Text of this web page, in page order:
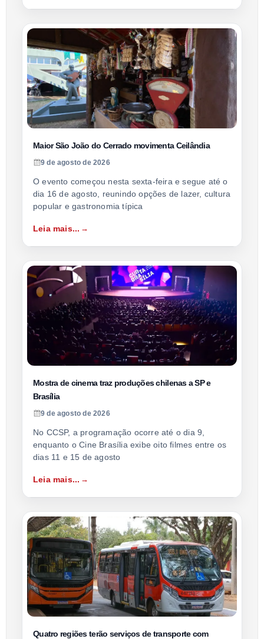
Maior São João do Cerrado movimenta Ceilândia
9 de agosto de 2026
O evento começou nesta sexta-feira e segue até o
dia 16 de agosto, reunindo opções de lazer, cultura
popular e gastronomia típica
Leia mais...
Mostra de cinema traz produções chilenas a SP e
Brasília
9 de agosto de 2026
No CCSP, a programação ocorre até o dia 9,
enquanto o Cine Brasília exibe oito filmes entre os
dias 11 e 15 de agosto
Leia mais...
Quatro regiões terão serviços de transporte com